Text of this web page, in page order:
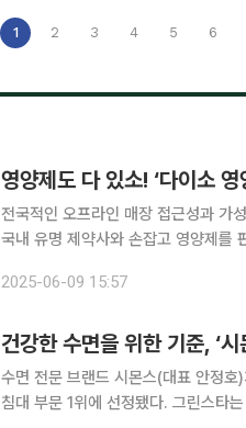
1 2 3 4 5 6
영양제도 다 있소! ‘다이소 영
전국적인 오프라인 매장 접근성과 가
국내 유명 제약사와 손잡고 영양제를
2025-06-09 15:57
건강한 수면을 위한 기준, ‘
수면 전문 브랜드 시몬스(대표 안정
침대 부문 1위에 선정됐다. 그린스타